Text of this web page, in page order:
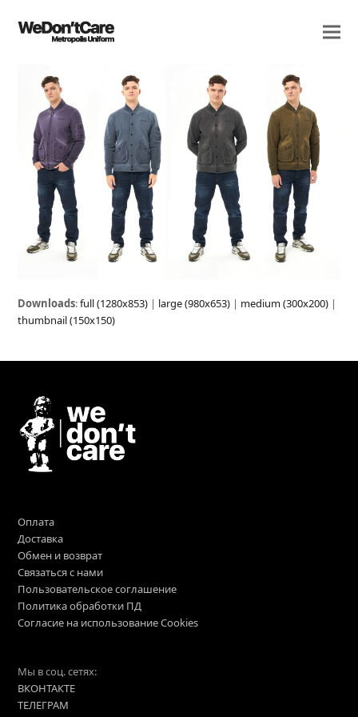
Downloads:full (1280x853) | large (980x653) | medium (300x200) |
thumbnail (150x150)
Оплата
Доставка
Обмен и возврат
Связаться с нами
Пользовательское соглашение
Политика обработки ПД
Согласие на использование Cookies
Мы в соц. сетях:
ВКОНТАКТЕ
ТЕЛЕГРАМ